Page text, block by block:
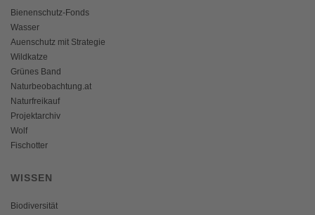
Bienenschutz-Fonds
Wasser
Auenschutz mit Strategie
Wildkatze
Grünes Band
Naturbeobachtung.at
Naturfreikauf
Projektarchiv
Wolf
Fischotter
WISSEN
Biodiversität